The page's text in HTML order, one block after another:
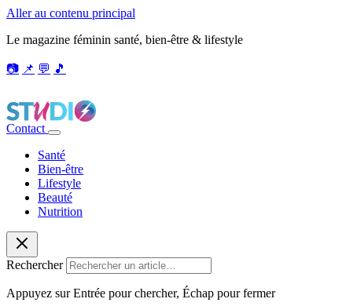
Aller au contenu principal
Le magazine féminin santé, bien-être & lifestyle
📷 📌 💬 🎵
Contact
Santé
Bien-être
Lifestyle
Beauté
Nutrition
Rechercher
Appuyez sur Entrée pour chercher, Échap pour fermer